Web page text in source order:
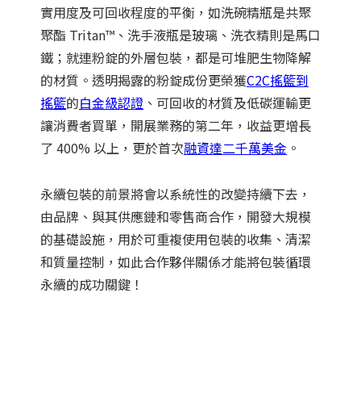
實用度及可回收程度的平衡，如洗碗精瓶是共聚
聚酯 Tritan™、洗手液瓶是玻璃、洗衣精則是馬口
鐵；就連粉錠的外層包裝，都是可堆肥生物降解
的材質。透明揭露的粉錠成份更榮獲C2C搖籃到
搖籃的白金級認證 、可回收的材質及低碳運輸更
讓消費者買單，開展業務的第二年，收益更增長
了 400% 以上，更於首次融資達二千萬美金 。
永續包裝的前景將會以系統性的改變持續下去，
由品牌、與其供應鏈和零售商合作，開發大規模
的基礎設施，用於可重複使用包裝的收集、清潔
和質量控制，如此合作夥伴關係才能將包裝循環
永續的成功關鍵！